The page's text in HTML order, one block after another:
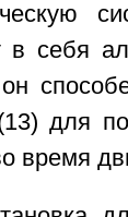
в себя
для
время